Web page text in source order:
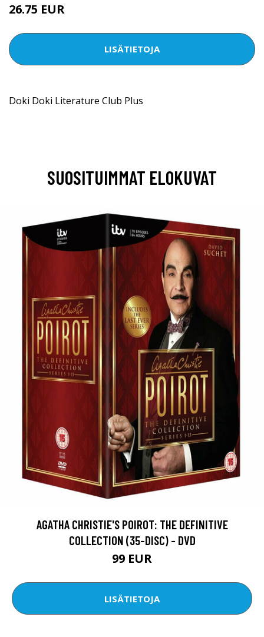
26.75 EUR
LISÄTIETOJA
Doki Doki Literature Club Plus
SUOSITUIMMAT ELOKUVAT
AGATHA CHRISTIE'S POIROT: THE DEFINITIVE
COLLECTION (35-DISC) - DVD
99 EUR
LISÄTIETOJA